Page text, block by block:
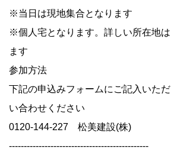
※当日は現地集合となります
※個人宅となります。詳しい所在地
ます
参加方法
下記の申込みフォームにご記入いた
い合わせください
0120-144-227 松美建設(株)
-----------------------------------------------